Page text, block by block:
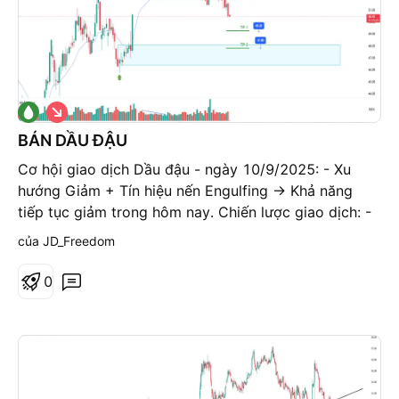
BÁN DẦU ĐẬU
Cơ hội giao dịch Dầu đậu - ngày 10/9/2025: - Xu
hướng Giảm + Tín hiệu nến Engulfing -> Khả năng
tiếp tục giảm trong hôm nay. Chiến lược giao dịch: -
Bán trong vùng: 50,4 - 51,4 - STP an toàn: 52,4 - TP
G
i
á
x
u
ố
n
g
của JD_Freedom
0